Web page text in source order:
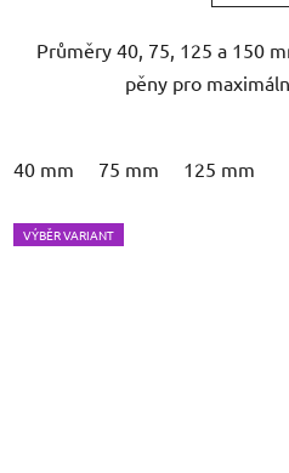
Průměry 40, 75, 125 a 150
pěny pro
40 mm 75 mm 125 mm
VÝBĚR VARIANT